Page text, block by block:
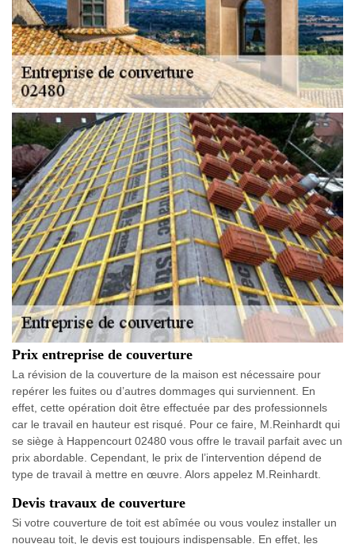
Prix entreprise de couverture
La révision de la couverture de la maison est nécessaire pour
repérer les fuites ou d’autres dommages qui surviennent. En
effet, cette opération doit être effectuée par des professionnels
car le travail en hauteur est risqué. Pour ce faire, M.Reinhardt qui
se siège à Happencourt 02480 vous offre le travail parfait avec un
prix abordable. Cependant, le prix de l’intervention dépend de
type de travail à mettre en œuvre. Alors appelez M.Reinhardt.
Devis travaux de couverture
Si votre couverture de toit est abîmée ou vous voulez installer un
nouveau toit, le devis est toujours indispensable. En effet, les